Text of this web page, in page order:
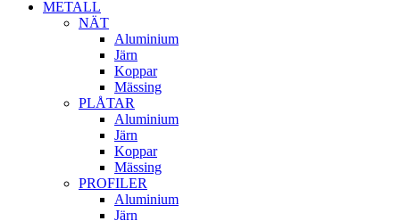
METALL
NÄT
Aluminium
Järn
Koppar
Mässing
PLÅTAR
Aluminium
Järn
Koppar
Mässing
PROFILER
Aluminium
Järn